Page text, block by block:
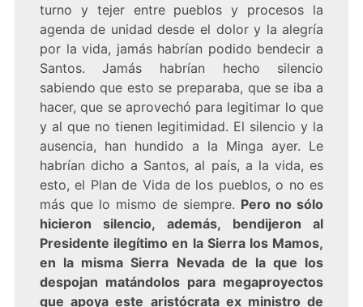
turno y tejer entre pueblos y procesos la
agenda de unidad desde el dolor y la alegría
por la vida, jamás habrían podido bendecir a
Santos. Jamás habrían hecho silencio
sabiendo que esto se preparaba, que se iba a
hacer, que se aprovechó para legitimar lo que
y al que no tienen legitimidad. El silencio y la
ausencia, han hundido a la Minga ayer. Le
habrían dicho a Santos, al país, a la vida, es
esto, el Plan de Vida de los pueblos, o no es
más que lo mismo de siempre. Pero no sólo
hicieron silencio, además, bendijeron al
Presidente ilegítimo en la Sierra los Mamos,
en la misma Sierra Nevada de la que los
despojan matándolos para megaproyectos
que apoya este aristócrata ex ministro de